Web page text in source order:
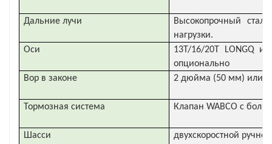
Дальние лучи
Высокопрочный
нагрузки.
Оси
13T/16/20T LONGQ
опционально
Вор в законе
2 дюйма (50 мм) или
Тормозная система Клапан WABCO с
Шасси двухскоростной